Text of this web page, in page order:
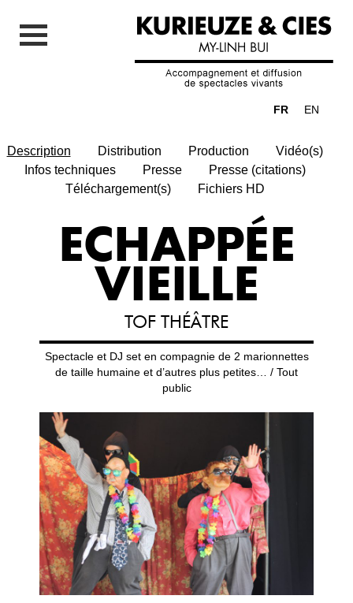
FR EN
Description Distribution Production
Vidéo(s)
Infos techniques
Presse
Presse (citations)
Téléchargement(s)
Fichiers HD
ECHAPPÉE
VIEILLE
TOF THÉÂTRE
Spectacle et DJ set en compagnie de 2 marionnettes
de taille humaine et d’autres plus petites… / Tout
public